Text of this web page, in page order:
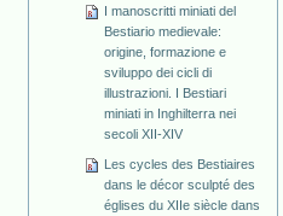
I manoscritti miniati del
Bestiario medievale:
origine, formazione e
sviluppo dei cicli di
illustrazioni. I Bestiari
miniati in Inghilterra nei
secoli XII-XIV
Les cycles des Bestiaires
dans le décor sculpté des
églises du XIIe siècle dans